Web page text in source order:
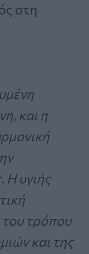
στη
και η
Η υγιής
τρόπου
και της